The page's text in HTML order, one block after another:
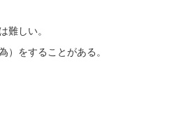
しい。
）をすることがある。